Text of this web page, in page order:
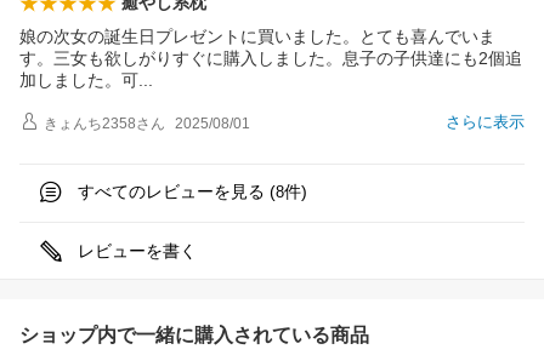
娘の次女の誕生日プレゼントに買いました。とても喜んでいま
す。三女も欲しがりすぐに購入しました。息子の子供達にも2個追
加しました。 可
さらに表示
きょんち2358さん 2025/08/01
すべてのレビューを見る (8件)
レビューを書く
ショップ内で一緒に購入されている商品